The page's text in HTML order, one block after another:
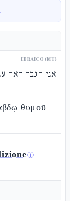
EBRAICO (MT)
אני הגבר ראה
θυμοῦ
ⓘ